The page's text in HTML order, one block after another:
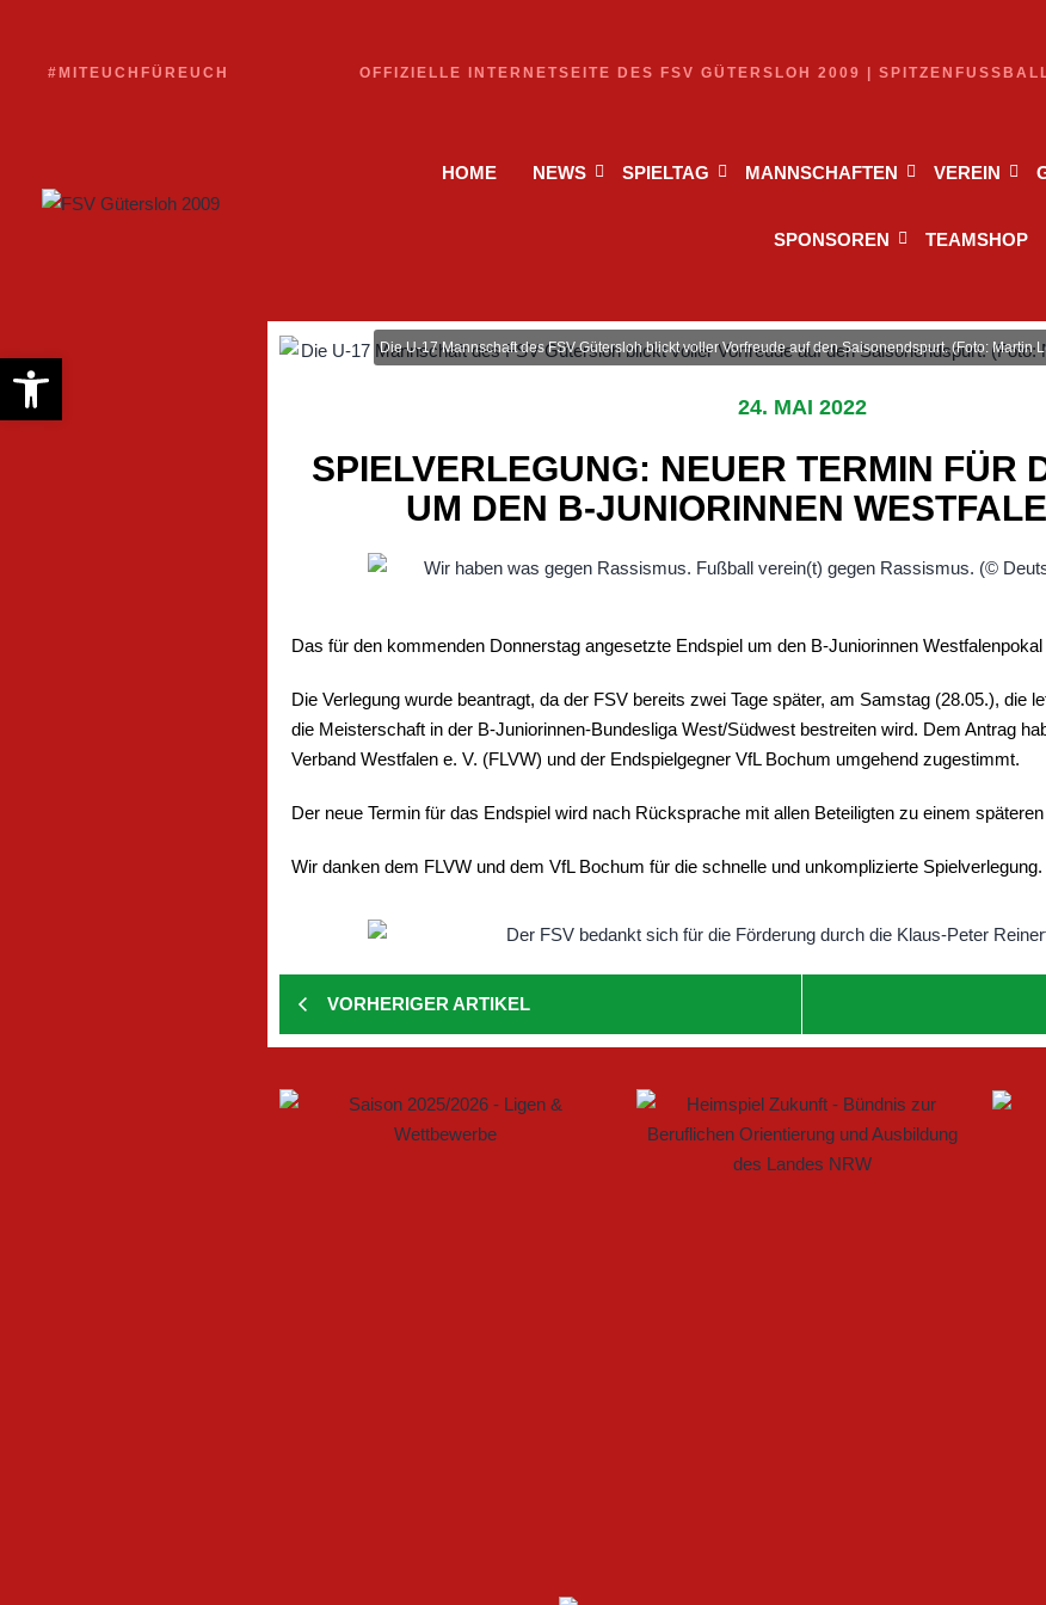
#MITEUCHFÜREUCH OFFIZIELLE INTERNETSEITE DES FSV GÜTERSLOH 2009 | SPITZENFUSSBALL
HOME NEWS SPIELTAG MANNSCHAFTEN VEREIN
SPONSOREN TEAMSHOP
Die U-17 Mannschaft des FSV Gütersloh blickt voller Vorfreude auf den Saisonendspurt. (Foto: Martin
24. MAI 2022
SPIELVERLEGUNG: NEUER TERMIN FÜR
UM DEN B-JUNIORINNEN
Das für den kommenden Donnerstag angesetzte Endspiel um den B-Juniorinnen
Die Verlegung wurde beantragt, da der FSV bereits zwei Tage später, am Samstag (28.05.), die
die Meisterschaft in der B-Juniorinnen-Bundesliga West/Südwest bestreiten wird. Dem Antrag
Verband Westfalen e. V. (FLVW) und der Endspielgegner VfL Bochum umgehend zugestimmt.
Der neue Termin für das Endspiel wird nach Rücksprache mit allen Beteiligten zu einem
Wir danken dem FLVW und dem VfL Bochum für die schnelle und unkomplizierte Spielverlegung.
VORHERIGER ARTIKEL
Werkzeugleiste öffnen